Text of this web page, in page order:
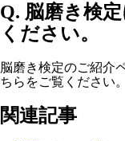
Q. 脳磨き検
ください。
脳磨き検定のご紹介
ちらをご覧ください。
関連記事